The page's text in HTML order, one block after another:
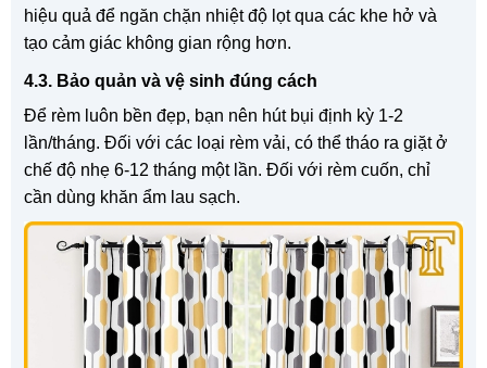
hiệu quả để ngăn chặn nhiệt độ lọt qua các khe hở và
tạo cảm giác không gian rộng hơn.
4.3. Bảo quản và vệ sinh đúng cách
Để rèm luôn bền đẹp, bạn nên hút bụi định kỳ 1-2
lần/tháng. Đối với các loại rèm vải, có thể tháo ra giặt ở
chế độ nhẹ 6-12 tháng một lần. Đối với rèm cuốn, chỉ
cần dùng khăn ẩm lau sạch.